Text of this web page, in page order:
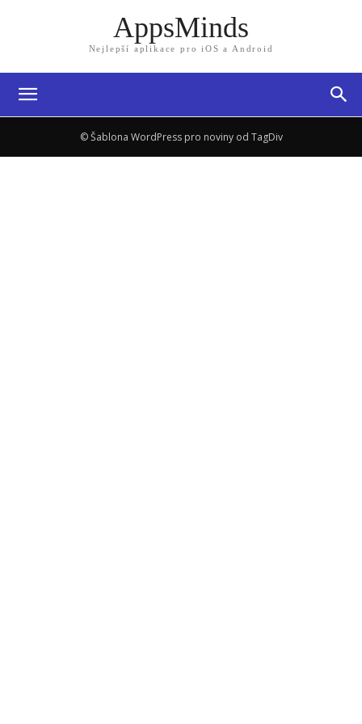
AppsMinds
Nejlepší aplikace pro iOS a Android
© Šablona WordPress pro noviny od TagDiv